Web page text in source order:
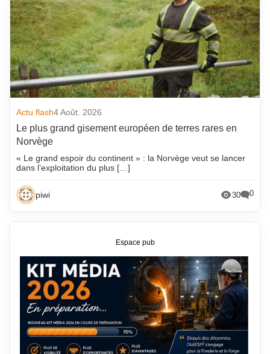
Actu flash4 Août. 2026
Le plus grand gisement européen de terres rares en
Norvège
« Le grand espoir du continent » : la Norvège veut se lancer
dans l’exploitation du plus […]
piwi 30 0
Espace pub